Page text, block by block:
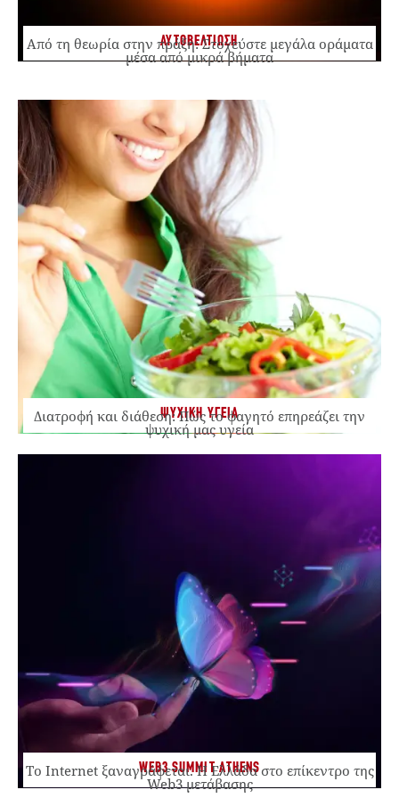
ΑΥΤΟΒΕΛΤΙΩΣΗ
Από τη θεωρία στην πράξη: Στοχεύστε μεγάλα οράματα
μέσα από μικρά βήματα
ΨΥΧΙΚΗ ΥΓΕΙΑ
Διατροφή και διάθεση: Πώς το φαγητό επηρεάζει την
ψυχική μας υγεία
WEB3 SUMMIT ATHENS
Το Internet ξαναγράφεται. Η Ελλάδα στο επίκεντρο της
Web3 μετάβασης